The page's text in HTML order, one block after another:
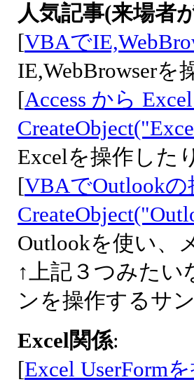
人気記事(来場者
[VBAで
IE,WebBrowser
[Access から
Excelを操作した
[VBAでOutlookの
Outlookを使い、
↑上記３つみたい
ンを操作するサ
Excel関係:
[Excel UserForm